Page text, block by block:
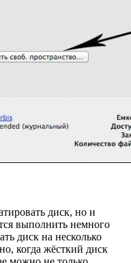
диск, но и
выполнить немного
диск на несколько
когда жёсткий диск